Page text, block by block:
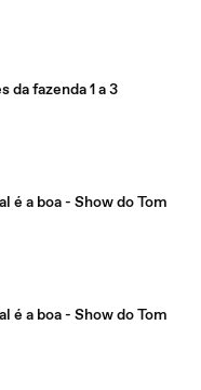
da fazenda 1 a 3
Show do Tom
Show do Tom